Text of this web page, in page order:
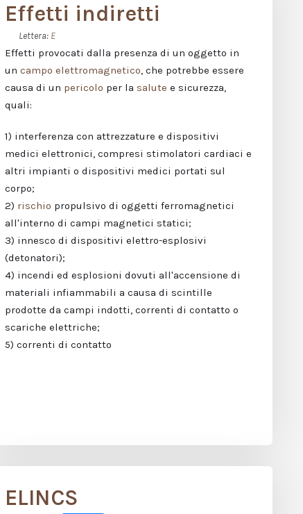
Effetti indiretti
Lettera: E
Effetti provocati dalla presenza di un oggetto in
un campo elettromagnetico, che potrebbe essere
causa di un pericolo per la salute e sicurezza,
quali:
1) interferenza con attrezzature e dispositivi
medici elettronici, compresi stimolatori cardiaci e
altri impianti o dispositivi medici portati sul
corpo;
2) rischio propulsivo di oggetti ferromagnetici
all'interno di campi magnetici statici;
3) innesco di dispositivi elettro-esplosivi
(detonatori);
4) incendi ed esplosioni dovuti all'accensione di
materiali infiammabili a causa di scintille
prodotte da campi indotti, correnti di contatto o
scariche elettriche;
5) correnti di contatto
ELINCS